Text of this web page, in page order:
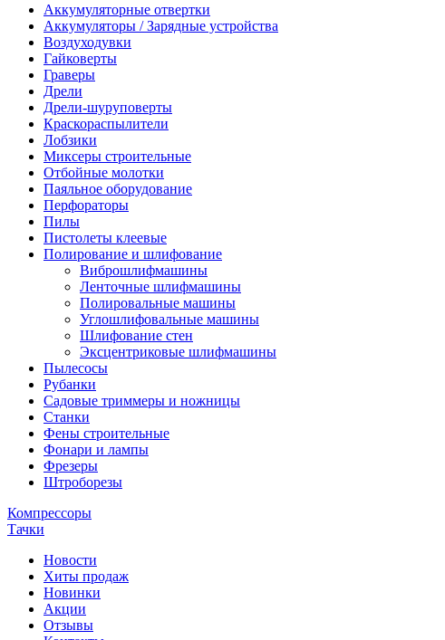
Аккумуляторные отвертки
Аккумуляторы / Зарядные устройства
Воздуходувки
Гайковерты
Граверы
Дрели
Дрели-шуруповерты
Краскораспылители
Лобзики
Миксеры строительные
Отбойные молотки
Паяльное оборудование
Перфораторы
Пилы
Пистолеты клеевые
Полирование и шлифование
Виброшлифмашины
Ленточные шлифмашины
Полировальные машины
Углошлифовальные машины
Шлифование стен
Эксцентриковые шлифмашины
Пылесосы
Рубанки
Садовые триммеры и ножницы
Станки
Фены строительные
Фонари и лампы
Фрезеры
Штроборезы
Компрессоры
Тачки
Новости
Хиты продаж
Новинки
Акции
Отзывы